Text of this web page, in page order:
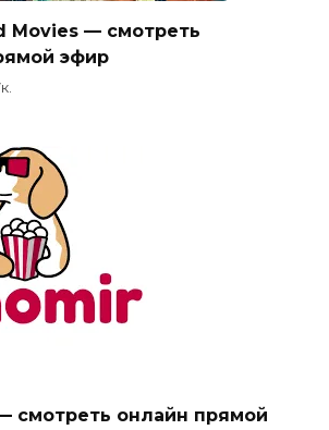
Movies — смотреть
эфир
смотреть онлайн прямой